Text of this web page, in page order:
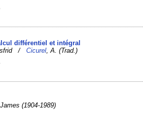
différentiel et intégral
/Cicurel , A. (Trad.)
James (1904-1989)